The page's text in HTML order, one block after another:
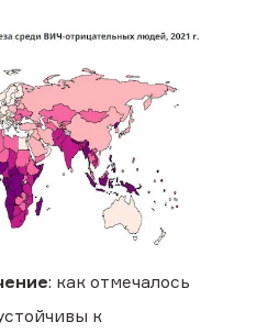
: как отмечалось
к